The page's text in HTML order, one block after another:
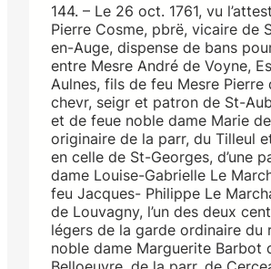
144. – Le 26 oct. 1761, vu
Pierre Cosme, pbrë, vicaire de
en-Auge, dispense de bans
entre Mesre André de Voyne,
Aulnes, fils de feu Mesre Pierre
chevr, seigr et patron de St-
et de feue noble dame Marie
originaire de la parr, du Tilleul
en celle de St-Georges, d’une
dame Louise-Gabrielle Le
feu Jacques- Philippe Le
de Louvagny, l’un des deux
légers de la garde ordinaire du
noble dame Marguerite Barbot